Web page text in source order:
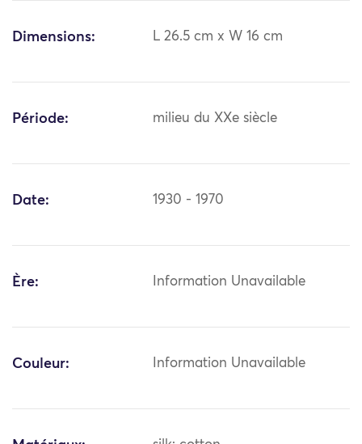
Dimensions: L 26.5 cm x W 16 cm
Période: milieu du XXe siècle
Date: 1930 - 1970
Ère: Information Unavailable
Couleur: Information Unavailable